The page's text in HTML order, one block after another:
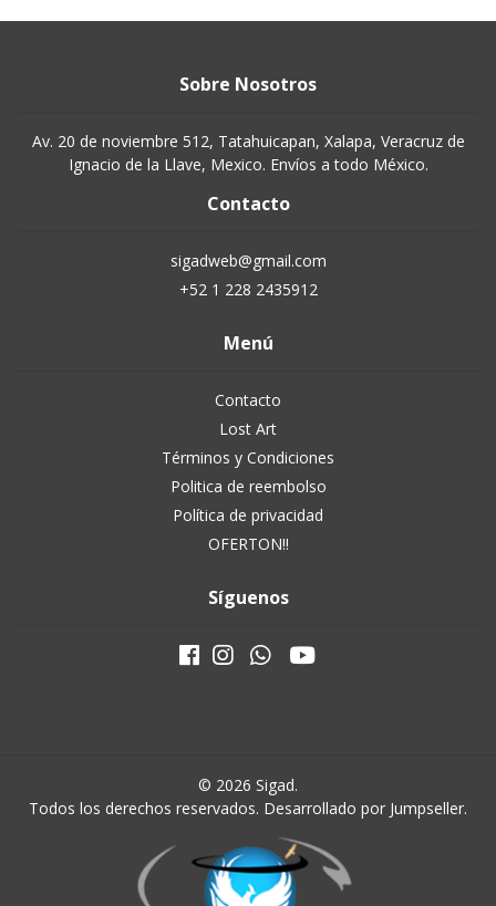
Sobre Nosotros
Av. 20 de noviembre 512, Tatahuicapan, Xalapa, Veracruz de
Ignacio de la Llave, Mexico. Envíos a todo México.
Contacto
sigadweb@gmail.com
+52 1 228 2435912
Menú
Contacto
Lost Art
Términos y Condiciones
Politica de reembolso
Política de privacidad
OFERTON!!
Síguenos
© 2026 Sigad.
Todos los derechos reservados. Desarrollado por Jumpseller.